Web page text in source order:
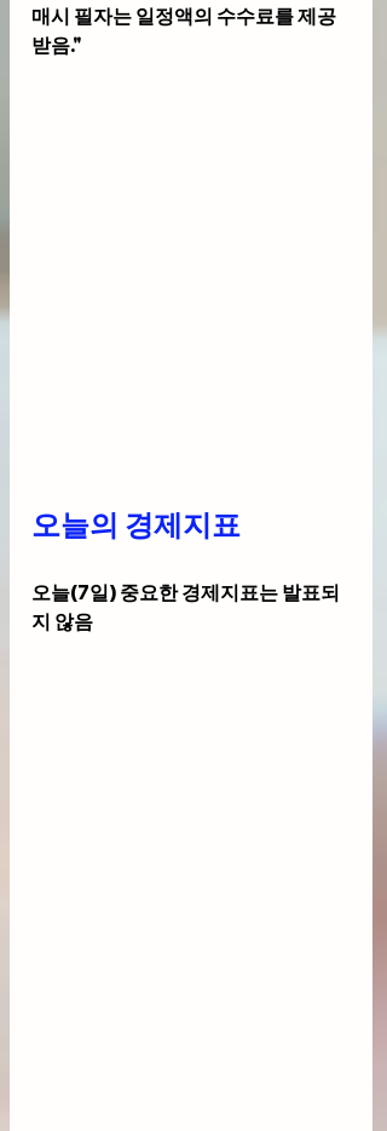
매시 필자는 일정액의 수수료를 제공
받음."
오늘의 경제지표
오늘(7일) 중요한 경제지표는 발표되
지 않음